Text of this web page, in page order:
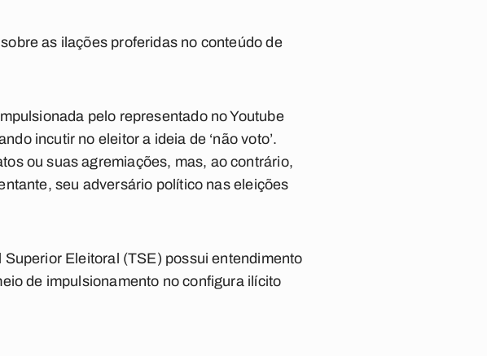
as ilações proferidas no conteúdo de
pelo representado no Youtube
incutir no eleitor a ideia de ‘não voto’.
ou suas agremiações, mas, ao contrário,
seu adversário político nas eleições
Eleitoral (TSE) possui entendimento
de impulsionamento no configura ilícito